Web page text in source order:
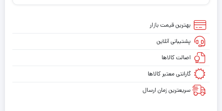
بهترین قیمت بازار
پشتیبانی آنلاین
اصالت کالاها
گارانتی معتبر کالاها
سریعترین زمان ارسال